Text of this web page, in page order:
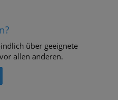
über geeignete
allen anderen.